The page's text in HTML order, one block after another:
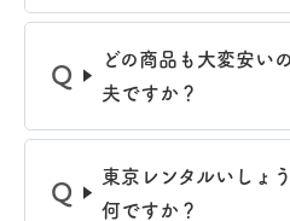
どの商品も大変安い
夫ですか？
東京レンタルいしょ
何ですか？